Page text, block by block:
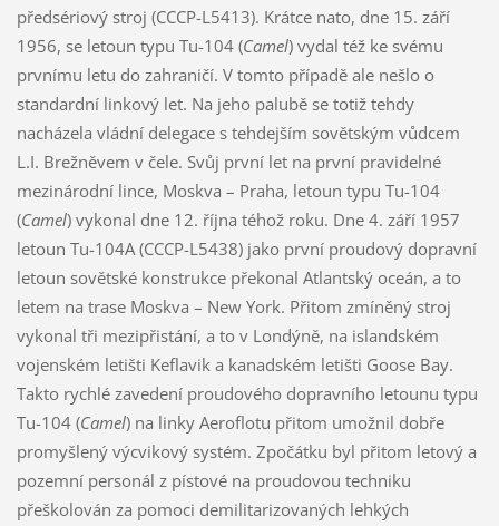
předsériový stroj (CCCP-L5413). Krátce nato, dne 15. září
1956, se letoun typu Tu-104 (Camel) vydal též ke svému
prvnímu letu do zahraničí. V tomto případě ale nešlo o
standardní linkový let. Na jeho palubě se totiž tehdy
nacházela vládní delegace s tehdejším sovětským vůdcem
L.I. Brežněvem v čele. Svůj první let na první pravidelné
mezinárodní lince, Moskva – Praha, letoun typu Tu-104
(Camel) vykonal dne 12. října téhož roku. Dne 4. září 1957
letoun Tu-104A (CCCP-L5438) jako první proudový dopravní
letoun sovětské konstrukce překonal Atlantský oceán, a to
letem na trase Moskva – New York. Přitom zmíněný stroj
vykonal tři mezipřistání, a to v Londýně, na islandském
vojenském letišti Keflavik a kanadském letišti Goose Bay.
Takto rychlé zavedení proudového dopravního letounu typu
Tu-104 (Camel) na linky Aeroflotu přitom umožnil dobře
promyšlený výcvikový systém. Zpočátku byl přitom letový a
pozemní personál z pístové na proudovou techniku
přeškolován za pomoci demilitarizovaných lehkých